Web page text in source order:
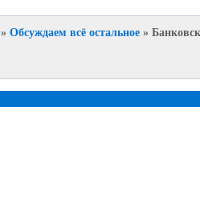
»Обсуждаем всё остальное »